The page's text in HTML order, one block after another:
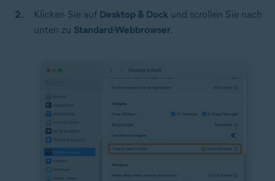
Klicken Sie auf Desktop & Dock und scrollen Sie nach
unten zu Standard-Webbrowser.